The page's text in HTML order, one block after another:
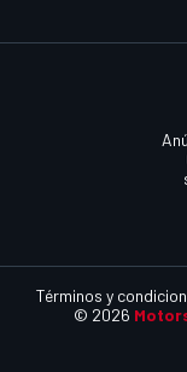
© 2026
Términos y